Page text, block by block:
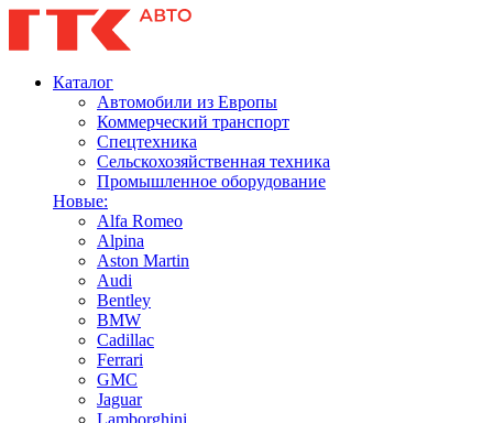
Каталог
Автомобили из Европы
Коммерческий транспорт
Спецтехника
Сельскохозяйственная техника
Промышленное оборудование
Новые:
Alfa Romeo
Alpina
Aston Martin
Audi
Bentley
BMW
Cadillac
Ferrari
GMC
Jaguar
Lamborghini